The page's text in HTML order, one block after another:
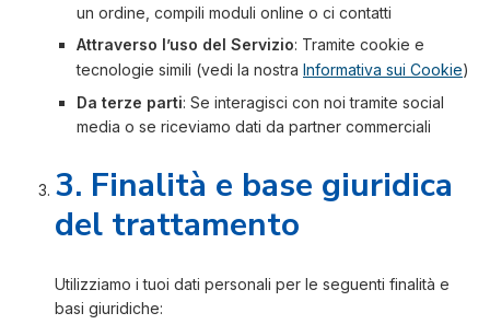
un ordine, compili moduli online o ci contatti
Attraverso l’uso del Servizio: Tramite cookie e
tecnologie simili (vedi la nostra Informativa sui Cookie)
Da terze parti: Se interagisci con noi tramite social
media o se riceviamo dati da partner commerciali
3. Finalità e base giuridica
del trattamento
Utilizziamo i tuoi dati personali per le seguenti finalità e
basi giuridiche: